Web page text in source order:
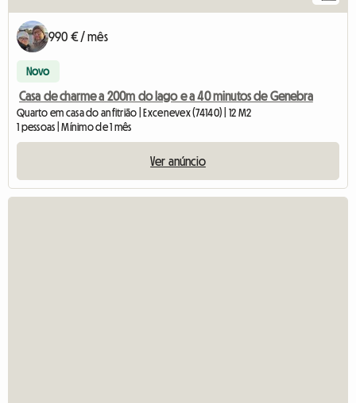
990 € / mês
Novo
Casa de charme a 200m do lago e a 40 minutos de Genebra
Quarto em casa do anfitrião | Excenevex (74140) | 12 M2
1 pessoas | Mínimo de 1 mês
Ver anúncio